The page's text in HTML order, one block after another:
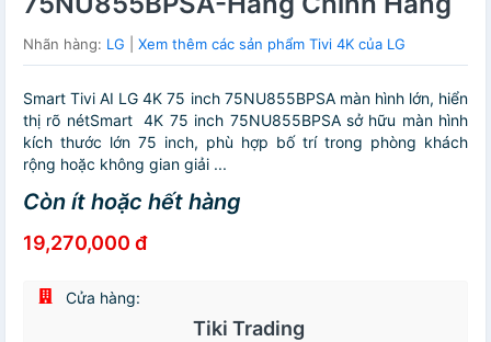
Nhãn hàng: LG Xem thêm các sản phẩm Tivi 4K của LG
Smart Tivi AI LG 4K 75 inch 75NU855BPSA màn hình lớn, hiển
thị rõ nétSmart 4K 75 inch 75NU855BPSA sở hữu màn hình
kích thước lớn 75 inch, phù hợp bố trí trong phòng khách
rộng hoặc không gian giải ...
Còn ít hoặc hết hàng
19,270,000 đ
Cửa hàng:
Tiki Trading